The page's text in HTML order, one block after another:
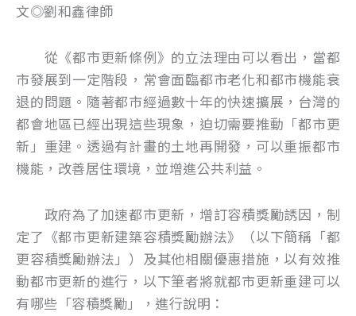
文◎劉和鑫律師
從《都市更新條例》的立法理由可以看出，當都
市發展到一定階段，常會面臨都市老化和都市機能衰
退的問題。隨著都市經過數十年的快速擴展，台灣的
都會地區已經出現這些現象，迫切需要推動「都市更
新」重建。透過有計畫的土地再開發，可以重振都市
機能，改善居住環境，並增進公共利益。
政府為了加速都市更新，增訂容積獎勵誘因，制
定了《都市更新建築容積獎勵辦法》（以下簡稱「都
更容積獎勵辦法」）及其他相關優惠措施，以有效推
動都市更新的進行，以下筆者將就都市更新重建可以
有哪些「容積獎勵」，進行說明：